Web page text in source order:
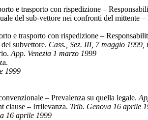
e trasporto con rispedizione –
del sub-vettore nei confronti del mittente
e trasporto con rispedizione –
subvettore. Cass., Sez. III, 7 maggio 1999,
App. Venezia 1 marzo 1999
1999
– Prevalenza su quella legale.
clause – Irrilevanza. Trib. Genova 16 aprile
16 aprile 1999